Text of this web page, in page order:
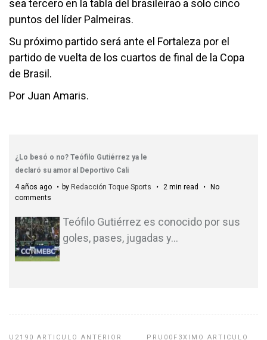
sea tercero en la tabla del brasileirao a solo cinco
puntos del líder Palmeiras.
Su próximo partido será ante el Fortaleza por el
partido de vuelta de los cuartos de final de la Copa
de Brasil.
Por Juan Amaris.
¿Lo besó o no? Teófilo Gutiérrez ya le
declaró su amor al Deportivo Cali
4 años ago
by Redacción Toque Sports 2 min read
No
comments
Teófilo Gutiérrez es conocido por sus
goles, pases, jugadas y…